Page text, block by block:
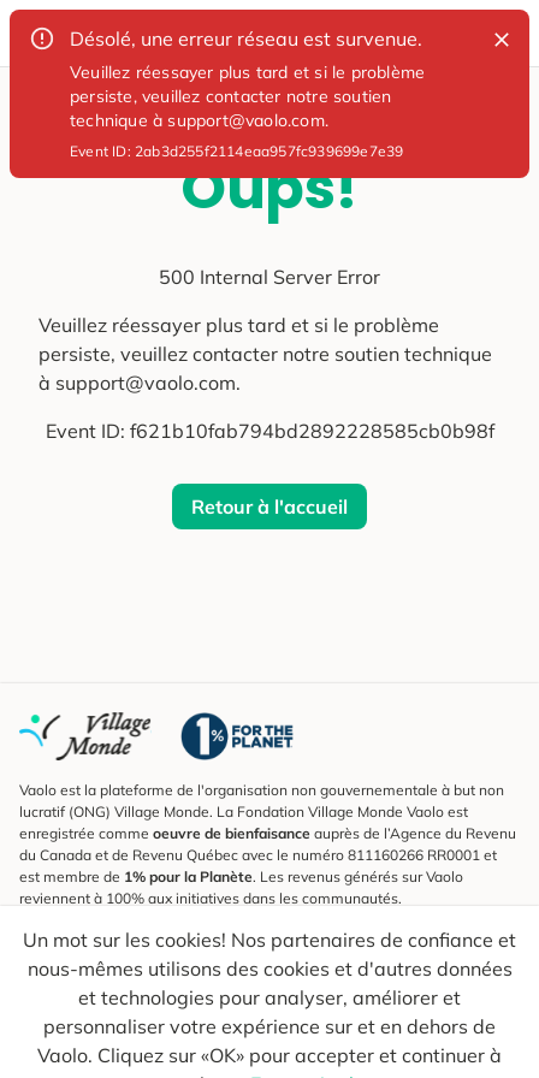
Désolé, une erreur réseau est survenue.
Veuillez réessayer plus tard et si le problème
persiste, veuillez contacter notre soutien
technique à support@vaolo.com.
Event ID: 2ab3d255f2114eaa957fc939699e7e39
Oups!
500 Internal Server Error
Veuillez réessayer plus tard et si le problème
persiste, veuillez contacter notre soutien technique
à support@vaolo.com.
Event ID: f621b10fab794bd2892228585cb0b98f
Retour à l'accueil
Un mot sur les cookies! Nos partenaires de confiance et
nous-mêmes utilisons des cookies et d'autres données
et technologies pour analyser, améliorer et
personnaliser votre expérience sur et en dehors de
Vaolo. Cliquez sur «OK» pour accepter et continuer à
Vaolo est la plateforme de l'organisation non gouvernementale à but non
lucratif (ONG) Village Monde. La Fondation Village Monde Vaolo est
enregistrée comme oeuvre de bienfaisance auprès de l’Agence du Revenu
du Canada et de Revenu Québec avec le numéro 811160266 RR0001 et
est membre de 1% pour la Planète. Les revenus générés sur Vaolo
reviennent à 100% aux initiatives dans les communautés.
S'inscrire à l'infolettre
Pour connaître les nouveautés, suivre nos explorateurs et recevoir des
astuces pour des voyages plus conscients.
Ton courriel Envoyer